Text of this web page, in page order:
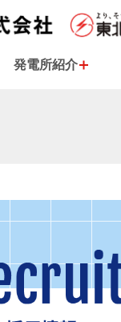
発電所紹介